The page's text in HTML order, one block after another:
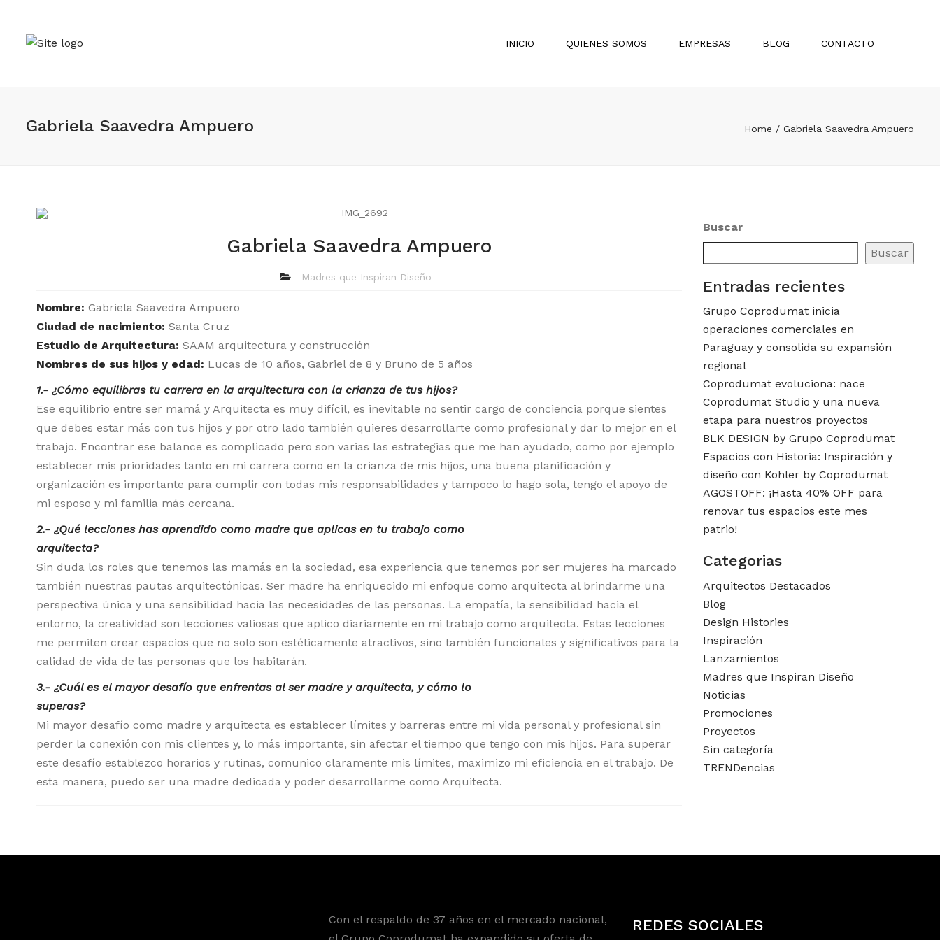
INICIO QUIENES SOMOS EMPRESAS BLOG
TRENDencias
Noticias
Promociones
CONTACTO
Gabriela Saavedra Ampuero Home Gabriela Saavedra Ampuero
Gabriela Saavedra Ampuero
Madres que Inspiran Diseño
Nombre: Gabriela Saavedra Ampuero
Ciudad de nacimiento: Santa Cruz
Estudio de Arquitectura: SAAM arquitectura y construcción
Nombres de sus hijos y edad: Lucas de 10 años, Gabriel de 8 y Bruno de 5 años
1.- ¿Cómo equilibras tu carrera en la arquitectura con la crianza de tus hijos?
Ese equilibrio entre ser mamá y Arquitecta es muy difícil, es inevitable no sentir cargo de conciencia porque sientes
que debes estar más con tus hijos y por otro lado también quieres desarrollarte como profesional y dar lo mejor en el
trabajo. Encontrar ese balance es complicado pero son varias las estrategias que me han ayudado, como por ejemplo
establecer mis prioridades tanto en mi carrera como en la crianza de mis hijos, una buena planificación y
organización es importante para cumplir con todas mis responsabilidades y tampoco lo hago sola, tengo el apoyo de
mi esposo y mi familia más cercana.
2.- ¿Qué lecciones has aprendido como madre que aplicas en tu trabajo como
arquitecta?
Sin duda los roles que tenemos las mamás en la sociedad, esa experiencia que tenemos por ser mujeres ha marcado
también nuestras pautas arquitectónicas. Ser madre ha enriquecido mi enfoque como arquitecta al brindarme una
perspectiva única y una sensibilidad hacia las necesidades de las personas. La empatía, la sensibilidad hacia el
entorno, la creatividad son lecciones valiosas que aplico diariamente en mi trabajo como arquitecta. Estas lecciones
me permiten crear espacios que no solo son estéticamente atractivos, sino también funcionales y significativos para la
calidad de vida de las personas que los habitarán.
3.- ¿Cuál es el mayor desafío que enfrentas al ser madre y arquitecta, y cómo lo
superas?
Mi mayor desafío como madre y arquitecta es establecer límites y barreras entre mi vida personal y profesional sin
perder la conexión con mis clientes y, lo más importante, sin afectar el tiempo que tengo con mis hijos. Para superar
este desafío establezco horarios y rutinas, comunico claramente mis límites, maximizo mi eficiencia en el trabajo. De
esta manera, puedo ser una madre dedicada y poder desarrollarme como Arquitecta.
Buscar
Buscar
Entradas recientes
Grupo Coprodumat inicia
operaciones comerciales en
Paraguay y consolida su expansión
regional
Coprodumat evoluciona: nace
Coprodumat Studio y una nueva
etapa para nuestros proyectos
BLK DESIGN by Grupo Coprodumat
Espacios con Historia: Inspiración y
diseño con Kohler by Coprodumat
AGOSTOFF: ¡Hasta 40% OFF para
renovar tus espacios este mes
patrio!
Categorias
Arquitectos Destacados
Blog
Design Histories
Inspiración
Lanzamientos
Madres que Inspiran Diseño
Noticias
Promociones
Proyectos
Sin categoría
TRENDencias
Con el respaldo de 37 años en el mercado nacional,
REDES SOCIALES